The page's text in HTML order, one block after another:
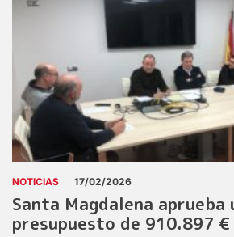
NOTICIAS 17/02/2026
Santa Magdalena aprueba
presupuesto de 910.897